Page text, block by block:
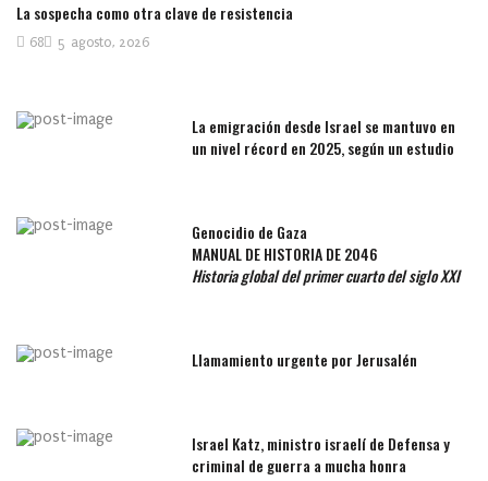
La sospecha como otra clave de resistencia
5 agosto, 2026
68
La emigración desde Israel se mantuvo en
un nivel récord en 2025, según un estudio
Genocidio de Gaza
MANUAL DE HISTORIA DE 2046
Historia global del primer cuarto del siglo XXI
Llamamiento urgente por Jerusalén
Israel Katz, ministro israelí de Defensa y
criminal de guerra a mucha honra